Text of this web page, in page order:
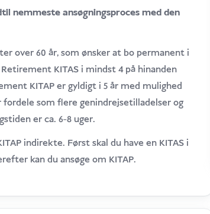
nemmeste ansøgningsproces med den
over 60 år, som ønsker at bo permanent i
KITAS i mindst 4 på hinanden
KITAP er gyldigt i 5 år med mulighed
som flere genindrejsetilladelser og
er ca. 6-8 uger.
indirekte. Først skal du have en KITAS i
kan du ansøge om KITAP.